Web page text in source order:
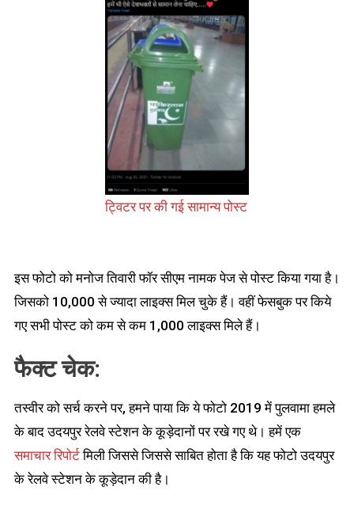
ट्विटर पर की गई सामान्य पोस्ट
इस फोटो को मनोज तिवारी फॉर सीएम नामक पेज से पोस्ट किया गया है।
जिसको 10,000 से ज्यादा लाइक्स मिल चुके हैं। वहीं फेसबुक पर किये
गए सभी पोस्ट को कम से कम 1,000 लाइक्स मिले हैं।
फैक्ट चेक:
तस्वीर को सर्च करने पर, हमने पाया कि ये फोटो 2019 में पुलवामा हमले
के बाद उदयपुर रेलवे स्टेशन के कूड़ेदानों पर रखे गए थे। हमें एक
समाचार रिपोर्टमिली जिससे जिससे साबित होता है कि यह फोटो उदयपुर
के रेलवे स्टेशन के कूड़ेदान की है।